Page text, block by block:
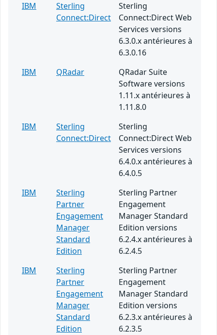
IBM
Sterling
Connect:Direct
Sterling
Connect:Direct Web
Services versions
6.3.0.x antérieures à
6.3.0.16
IBM
QRadar
QRadar Suite
Software versions
1.11.x antérieures à
1.11.8.0
IBM
Sterling
Connect:Direct
Sterling
Connect:Direct Web
Services versions
6.4.0.x antérieures à
6.4.0.5
IBM
Sterling
Partner
Engagement
Manager
Standard
Edition
Sterling Partner
Engagement
Manager Standard
Edition versions
6.2.4.x antérieures à
6.2.4.5
IBM
Sterling
Partner
Engagement
Manager
Standard
Edition
Sterling Partner
Engagement
Manager Standard
Edition versions
6.2.3.x antérieures à
6.2.3.5